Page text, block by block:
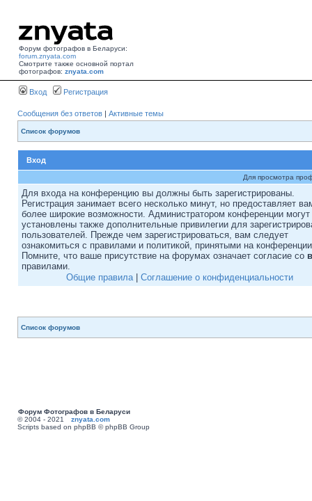
Форум фотографов в Беларуси:
forum.znyata.com
Смотрите также основной портал
фотографов: znyata.com
Вход Регистрация
Сообщения без ответов | Активные темы
Список форумов
Вход
Для просмотра
Для входа на конференцию вы должны быть зарегистрированы.
Регистрация занимает всего несколько минут, но предоставляет
более широкие возможности. Администратором конференции
установлены также дополнительные привилегии для
пользователей. Прежде чем зарегистрироваться, вам следует
ознакомиться с правилами и политикой, принятыми на
Помните, что ваше присутствие на форумах означает согласие со
правилами.
Общие правила| Соглашение о конфиденциальности
Список форумов
Форум Фотографов в Беларуси
© 2004 - 2021 znyata.com
Scripts based on phpBB © phpBB Group